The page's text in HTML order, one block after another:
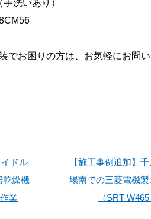
洗いあり）
でお困りの方は、お気軽にお問
イドル
乾燥機
業
【施工事例追加】
場南での三菱電機
（SRT-